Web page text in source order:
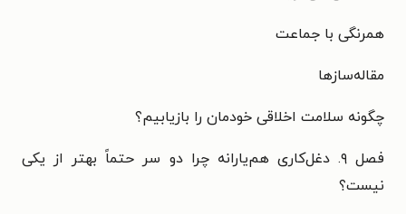
همرنگی با جماعت
مقاله‌سازها
چگونه سلامت اخلاقی خودمان را بازیابیم؟
فصل ۹. دغل‌کاری هم‌یارانه چرا دو سر حتماً بهتر از یکی
نیست؟